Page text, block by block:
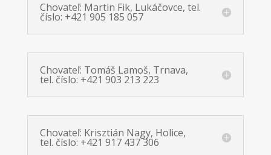
Chovateľ: Martin Fik, Lukáčovce, tel.
číslo: +421 905 185 057
Chovateľ: Tomáš Lamoš, Trnava,
tel. číslo: +421 903 213 223
Chovateľ: Krisztián Nagy, Holice,
tel. číslo: +421 917 437 306